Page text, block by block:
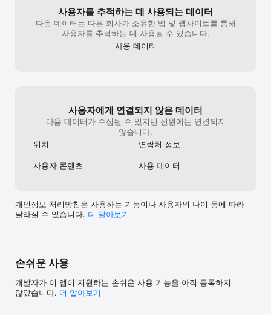
● 크루톡 - 동네 정보
- 우리 동네 소아과, 어린이집, 육아종합지원센터, 어린이 도서관,
보건소, 산후도우미, 유모차 산책 코스부터 내가 사는 지역의 출산
및 육아 지원금 정보까지
- 선배 육아맘들이 알려주는 육아정보, 육아꿀팁도 한가득!
- 육아맘에게 적합한 재택근무, 유연근무, 파트타임 프리랜서 공고를
모았어요!
- 육아크루의 엄마 멤버들이 1차 검증한 채용 공고, 일자리
포지션들을 확인해 보세요.
일자리를 모았어요.
[이런 엄마들에게 육아크루를 추천해요]
- 베이비타임(BabyTime),임신+, 베이비빌리, 마미톡, 280days,
육아특가, 육아일기, 알잠, 맘가이드 등 육아에 유용한 정보가
- 자라나다, 차이의 놀이, 크라잉베베, EBS 육아학교, 아이사랑,
육아종합지원센터, 아이친구, 애기야가자 등 오늘 아이랑 뭐하지?
사용자를 추적하는 데 사용되는 데이터
다음 데이터는 다른 회사가 소유한 앱 및 웹사이트를 통해
사용자를 추적하는 데 사용될 수 있습니다.
사용 데이터
사용자에게 연결되지 않은 데이터
다음 데이터가 수집될 수 있지만 신원에는 연결되지
않습니다.
위치
연락처 정보
사용자 콘텐츠 사용 데이터
개인정보 처리방침은 사용하는 기능이나 사용자의 나이 등에 따라
달라질 수 있습니다. 더 알⁠아⁠보⁠기
손쉬운 사용
개발자가 이 앱이 지원하는 손쉬운 사용 기능을 아직 등록하지
않았습니다. 더 알아보기